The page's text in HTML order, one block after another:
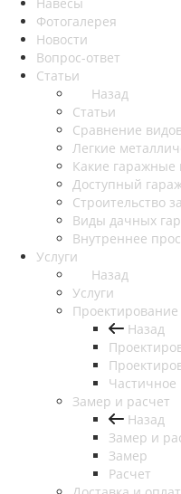
Фотогалерея
Новости
Вопрос-ответ
Статьи
Назад
Статьи
Сравнение
Легкие
Какие гаражные
Доступный
Строительство
Виды дачных
Внутреннее
Услуги
Назад
Услуги
Проектирование
Назад
Частичное
Замер и расчет
Назад
Замер и
Замер
Расчет